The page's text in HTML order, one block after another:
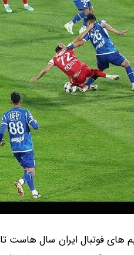
در تیم های فوتبال ایران سال